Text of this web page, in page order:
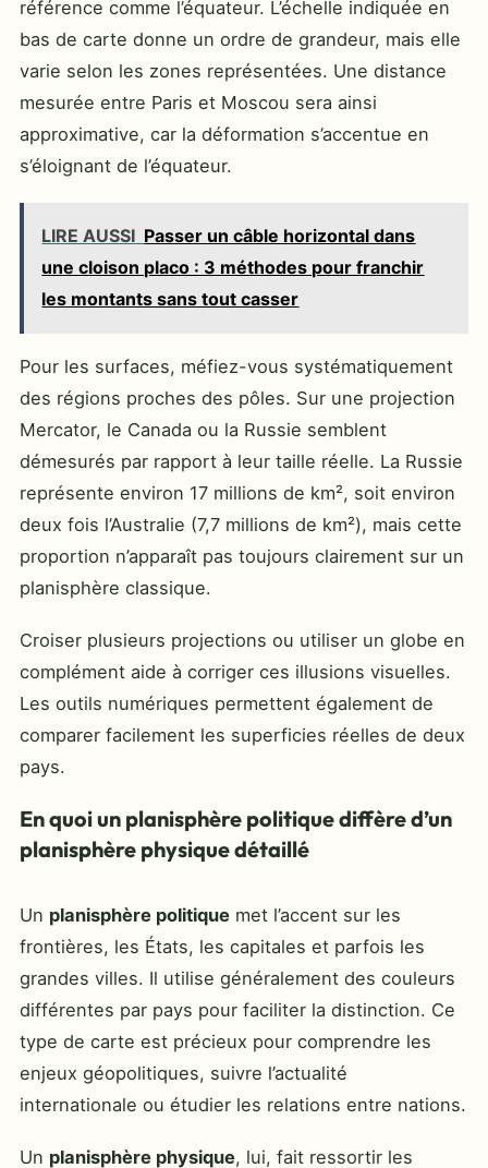
référence comme l’équateur. L’échelle indiquée en
bas de carte donne un ordre de grandeur, mais elle
varie selon les zones représentées. Une distance
mesurée entre Paris et Moscou sera ainsi
approximative, car la déformation s’accentue en
s’éloignant de l’équateur.
LIRE AUSSI Passer un câble horizontal dans
une cloison placo : 3 méthodes pour franchir
les montants sans tout casser
Pour les surfaces, méfiez-vous systématiquement
des régions proches des pôles. Sur une projection
Mercator, le Canada ou la Russie semblent
démesurés par rapport à leur taille réelle. La Russie
représente environ 17 millions de km², soit environ
deux fois l’Australie (7,7 millions de km²), mais cette
proportion n’apparaît pas toujours clairement sur un
planisphère classique.
Croiser plusieurs projections ou utiliser un globe en
complément aide à corriger ces illusions visuelles.
Les outils numériques permettent également de
comparer facilement les superficies réelles de deux
pays.
En quoi un planisphère politique diffère d’un
planisphère physique détaillé
Un planisphère politique met l’accent sur les
frontières, les États, les capitales et parfois les
grandes villes. Il utilise généralement des couleurs
différentes par pays pour faciliter la distinction. Ce
type de carte est précieux pour comprendre les
enjeux géopolitiques, suivre l’actualité
internationale ou étudier les relations entre nations.
Un planisphère physique, lui, fait ressortir les